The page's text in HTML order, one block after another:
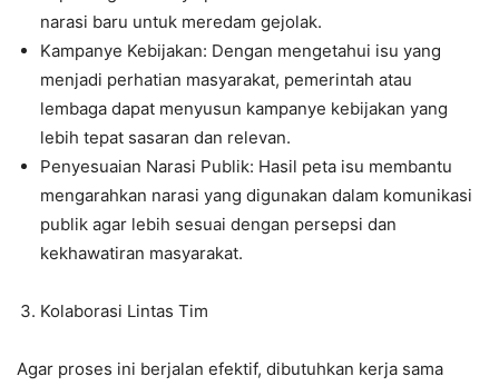
narasi baru untuk meredam gejolak.
Kampanye Kebijakan: Dengan mengetahui isu yang
menjadi perhatian masyarakat, pemerintah atau
lembaga dapat menyusun kampanye kebijakan yang
lebih tepat sasaran dan relevan.
Penyesuaian Narasi Publik: Hasil peta isu membantu
mengarahkan narasi yang digunakan dalam komunikasi
publik agar lebih sesuai dengan persepsi dan
kekhawatiran masyarakat.
Kolaborasi Lintas Tim
Agar proses ini berjalan efektif, dibutuhkan kerja sama